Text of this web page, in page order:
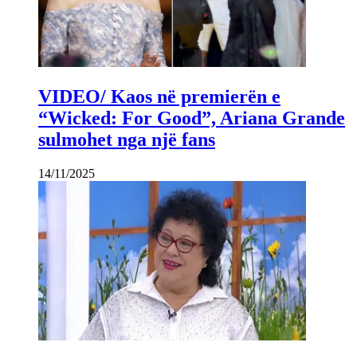
VIDEO/ Kaos në premierën e
“Wicked: For Good”, Ariana Grande
sulmohet nga një fans
14/11/2025